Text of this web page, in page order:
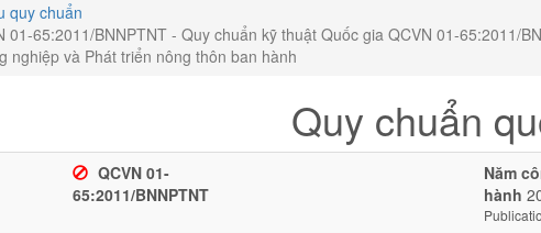
quy chuẩn
01-65:2011/BNNPTNT - Quy chuẩn kỹ thuật Quốc gia QCVN 01-65:2011/
nghiệp và Phát triển nông thôn ban hành
Quy chuẩn
QCVN 01-
65:2011/BNNPTNT
Năm
hành